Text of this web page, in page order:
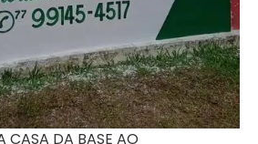
CASA DA BASE AO